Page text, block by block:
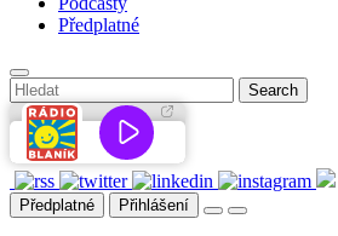
Předplatné
Předplatné Přihlášení